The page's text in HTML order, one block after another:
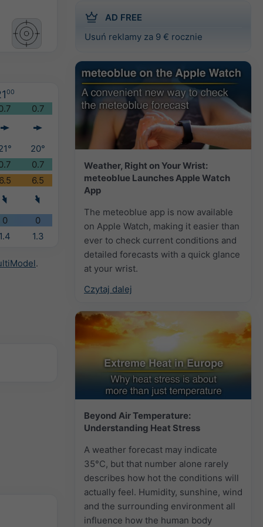
AD FREE
Usuń reklamy za 9 € rocznie
Weather, Right on Your Wrist:
meteoblue Launches Apple Watch
App
The meteoblue app is now available
on Apple Watch, making it easier than
ever to check current conditions and
detailed forecasts with a quick glance
at your wrist.
Czytaj dalej
Beyond Air Temperature:
Understanding Heat Stress
A weather forecast may indicate
35°C, but that number alone rarely
describes how hot the conditions will
actually feel. Humidity, sunshine, wind
and the surrounding environment all
influence how the human body
00
0.7
20°
0.7
6.5
0
0
1.3
.